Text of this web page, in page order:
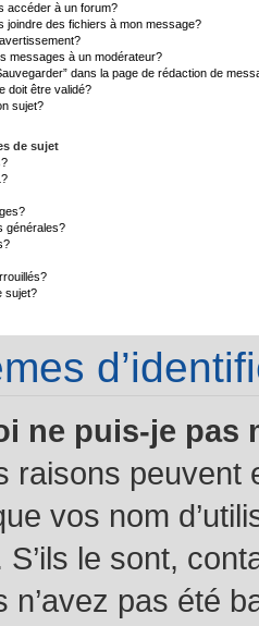
accéder à un forum?
joindre des fichiers à mon message?
messages à un modérateur?
dans la page de rédaction de
doit être validé?
sujet?
de sujet
générales?
sujet?
ne puis-je pas
raisons peuvent
vos nom
le sont,
n’avez pas été